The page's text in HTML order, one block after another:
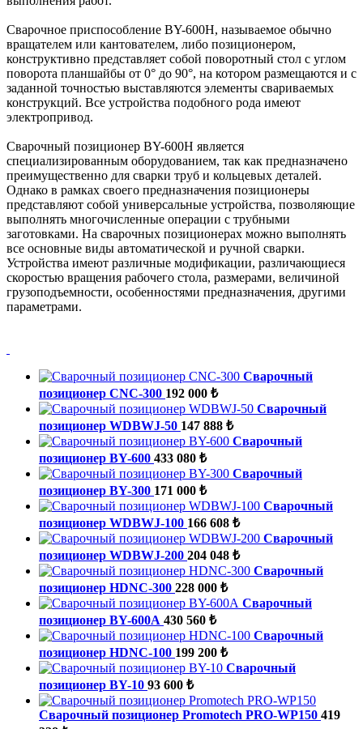
Сварочное приспособление BY-600H, называемое обычно
вращателем или кантователем, либо позиционером,
конструктивно представляет собой поворотный стол с углом
поворота планшайбы от 0° до 90°, на котором размещаются и с
заданной точностью выставляются элементы свариваемых
конструкций. Все устройства подобного рода имеют
электропривод.
Сварочный позиционер BY-600H является
специализированным оборудованием, так как предназначено
преимущественно для сварки труб и кольцевых деталей.
Однако в рамках своего предназначения позиционеры
представляют собой универсальные устройства, позволяющие
выполнять многочисленные операции с трубными
заготовками. На сварочных позиционерах можно выполнять
все основные виды автоматической и ручной сварки.
Устройства имеют различные модификации, различающиеся
скоростью вращения рабочего стола, размерами, величиной
грузоподъемности, особенностями предназначения, другими
параметрами.
Сварочный
позиционер CNC-300 192 000 ₺
Сварочный
позиционер WDBWJ-50 147 888 ₺
Сварочный
позиционер BY-600 433 080 ₺
Сварочный
позиционер BY-300 171 000 ₺
Сварочный
позиционер WDBWJ-100 166 608 ₺
Сварочный
позиционер WDBWJ-200 204 048 ₺
Сварочный
позиционер HDNC-300 228 000 ₺
Сварочный
позиционер BY-600A 430 560 ₺
Сварочный
позиционер HDNC-100 199 200 ₺
Сварочный
позиционер BY-10 93 600 ₺
Сварочный позиционер Promotech PRO-WP150 419